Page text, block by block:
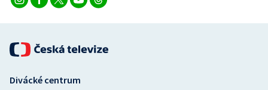
Rychlostní kanoistika
Short track
Divácké centrum